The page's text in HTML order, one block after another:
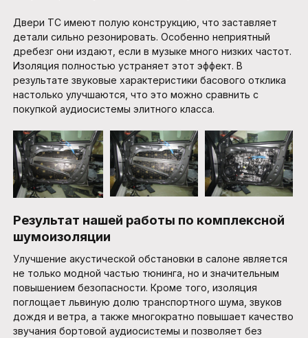
Двери ТС имеют полую конструкцию, что заставляет
детали сильно резонировать. Особенно неприятный
дребезг они издают, если в музыке много низких частот.
Изоляция полностью устраняет этот эффект. В
результате звуковые характеристики басового отклика
настолько улучшаются, что это можно сравнить с
покупкой аудиосистемы элитного класса.
Результат нашей работы по комплексной
шумоизоляции
Улучшение акустической обстановки в салоне является
не только модной частью тюнинга, но и значительным
повышением безопасности. Кроме того, изоляция
поглощает львиную долю транспортного шума, звуков
дождя и ветра, а также многократно повышает качество
звучания бортовой аудиосистемы и позволяет без